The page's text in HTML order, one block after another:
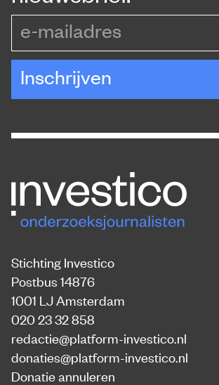
Inschrijven
Stichting Investico
Postbus 14876
1001 LJ Amsterdam
020 23 32 858
redactie@platform-investico.nl
donaties@platform-investico.nl
Donatie annuleren